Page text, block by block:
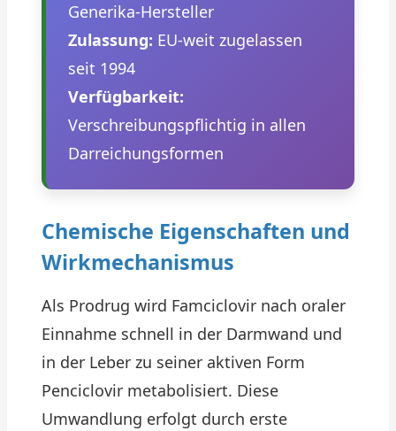
Generika-Hersteller
Zulassung: EU-weit zugelassen
seit 1994
Verfügbarkeit:
Verschreibungspflichtig in allen
Darreichungsformen
Chemische Eigenschaften und
Wirkmechanismus
Als Prodrug wird Famciclovir nach oraler
Einnahme schnell in der Darmwand und
in der Leber zu seiner aktiven Form
Penciclovir metabolisiert. Diese
Umwandlung erfolgt durch erste